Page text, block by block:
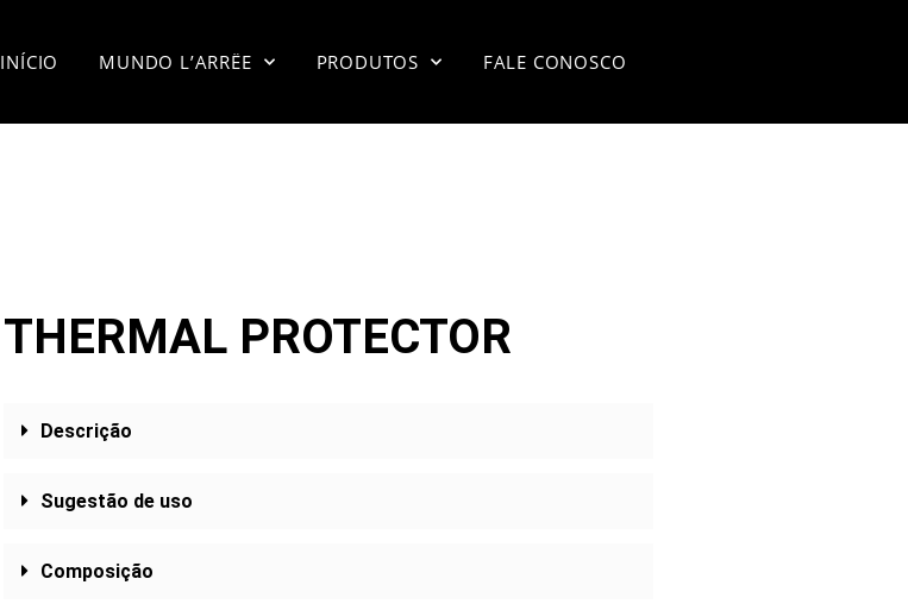
INÍCIO MUNDO L’ARRËE PRODUTOS FALE CONOSCO
THERMAL PROTECTOR
Descrição
Sugestão de uso
Composição